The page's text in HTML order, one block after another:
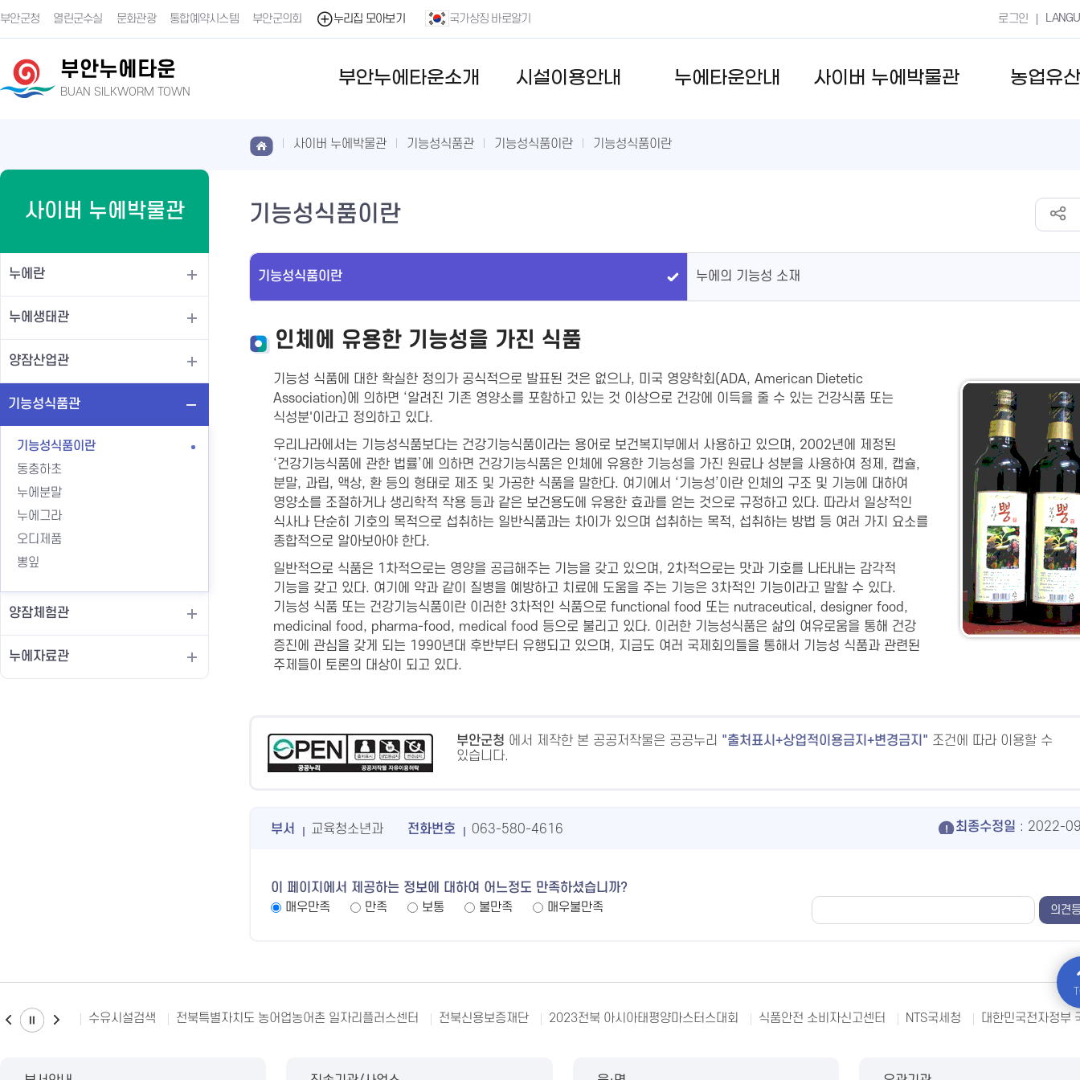
부안군청 열린군수실 문화관광 통합예약시스템 부안군의회 누리집 모아보기 국가상징 바로알기 로그인
부안누에타운
BUAN SILKWORM TOWN
부안누에타운소개 시설이용안내 누에타운안내 사이버 누에박물관 농업유산
사이버 누에박물관
누에란
누에생태관
양잠산업관
기능성식품관
기능성식품이란
동충하초
누에분말
누에그라
오디제품
뽕잎
양잠체험관
누에자료관
사이버 누에박물관 기능성식품관 기능성식품이란 기능성식품이란
기능성식품이란
기능성식품이란 누에의 기능성 소재
인체에 유용한 기능성을 가진 식품
기능성 식품에 대한 확실한 정의가 공식적으로 발표된 것은 없으나, 미국 영양학회(ADA, American Dietetic
Association)에 의하면 ‘알려진 기존 영양소를 포함하고 있는 것 이상으로 건강에 이득을 줄 수 있는 건강식품 또는
식성분'이라고 정의하고 있다.
우리나라에서는 기능성식품보다는 건강기능식품이라는 용어로 보건복지부에서 사용하고 있으며, 2002년에 제정된
‘건강기능식품에 관한 법률’에 의하면 건강기능식품은 인체에 유용한 기능성을 가진 원료나 성분을 사용하여 정제, 캡슐,
분말, 과립, 액상, 환 등의 형태로 제조 및 가공한 식품을 말한다. 여기에서 ‘기능성’이란 인체의 구조 및 기능에 대하여
영양소를 조절하거나 생리학적 작용 등과 같은 보건용도에 유용한 효과를 얻는 것으로 규정하고 있다. 따라서 일상적인
식사나 단순히 기호의 목적으로 섭취하는 일반식품과는 차이가 있으며 섭취하는 목적, 섭취하는 방법 등 여러 가지 요소를
종합적으로 알아보아야 한다.
일반적으로 식품은 1차적으로는 영양을 공급해주는 기능을 갖고 있으며, 2차적으로는 맛과 기호를 나타내는 감각적
기능을 갖고 있다. 여기에 약과 같이 질병을 예방하고 치료에 도움을 주는 기능은 3차적인 기능이라고 말할 수 있다.
기능성 식품 또는 건강기능식품이란 이러한 3차적인 식품으로 functional food 또는 nutraceutical, designer food,
medicinal food, pharma-food, medical food 등으로 불리고 있다. 이러한 기능성식품은 삶의 여유로움을 통해 건강
증진에 관심을 갖게 되는 1990년대 후반부터 유행되고 있으며, 지금도 여러 국제회의들을 통해서 기능성 식품과 관련된
주제들이 토론의 대상이 되고 있다.
부안군청 에서 제작한 본 공공저작물은 공공누리 출처표시+상업적이용금지+변경금지
조건에 따라 이용할 수
있습니다.
부서 교육청소년과 전화번호 063-580-4616 최종수정일 : 2022-
이 페이지에서 제공하는 정보에 대하여 어느정도 만족하셨습니까?
매우만족
만족 보통 불만족 매우불만족
수유시설검색 전북특별자치도 농어업농어촌 일자리플러스센터 전북신용보증재단 2023전북 아시아태평양마스터스대회 식품안전 소비자신고센터 NTS국세청 대한민국전자정부